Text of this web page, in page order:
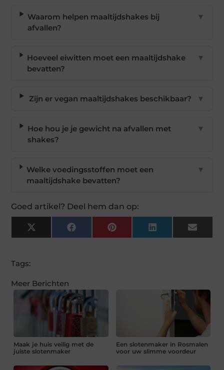
Waarom helpen maaltijdshakes bij
afvallen?
▼
Hoeveel eiwitten moet een maaltijdshake
bevatten?
▼
Zijn er vegan maaltijdshakes beschikbaar? ▼
Hoe hou je je gewicht na afvallen met
shakes?
▼
Welke voedingsstoffen moet een
maaltijdshake bevatten?
▼
Goed artikel? Deel hem dan op:
X
(Twitter)
FacebookPinterest LinkedIn Email
Tags:
Meer Berichten
Maak je huis veilig met de
juiste slotenmaker
Een slotenmaker in Rosmalen
voor uw slimme voordeur